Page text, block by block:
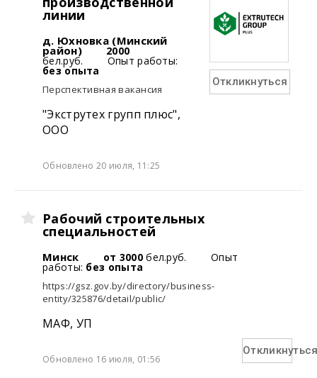
линии
д. Юхновка (Минский
район) 2000
бел.руб. Опыт работы:
без опыта
Перспективная вакансия
"Экструтех групп плюс",
ООО
Обновлено 20 июля, 11:25
Откликнуться
Рабочий строительных
специальностей
Минск от 3000бел.руб. Опыт
работы: без опыта
https://gsz.gov.by/directory/business-
entity/325876/detail/public/
МАФ, УП
Обновлено 16 июля, 01:56